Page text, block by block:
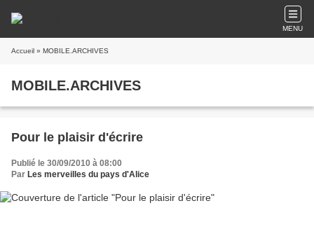
MENU
Accueil » MOBILE.ARCHIVES
MOBILE.ARCHIVES
Pour le plaisir d'écrire
Publié le 30/09/2010 à 08:00
Par Les merveilles du pays d'Alice